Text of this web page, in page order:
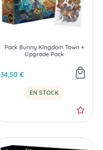
Pack Bunny Kingdom Town +
Upgrade Pack
34,50 €
EN STOCK